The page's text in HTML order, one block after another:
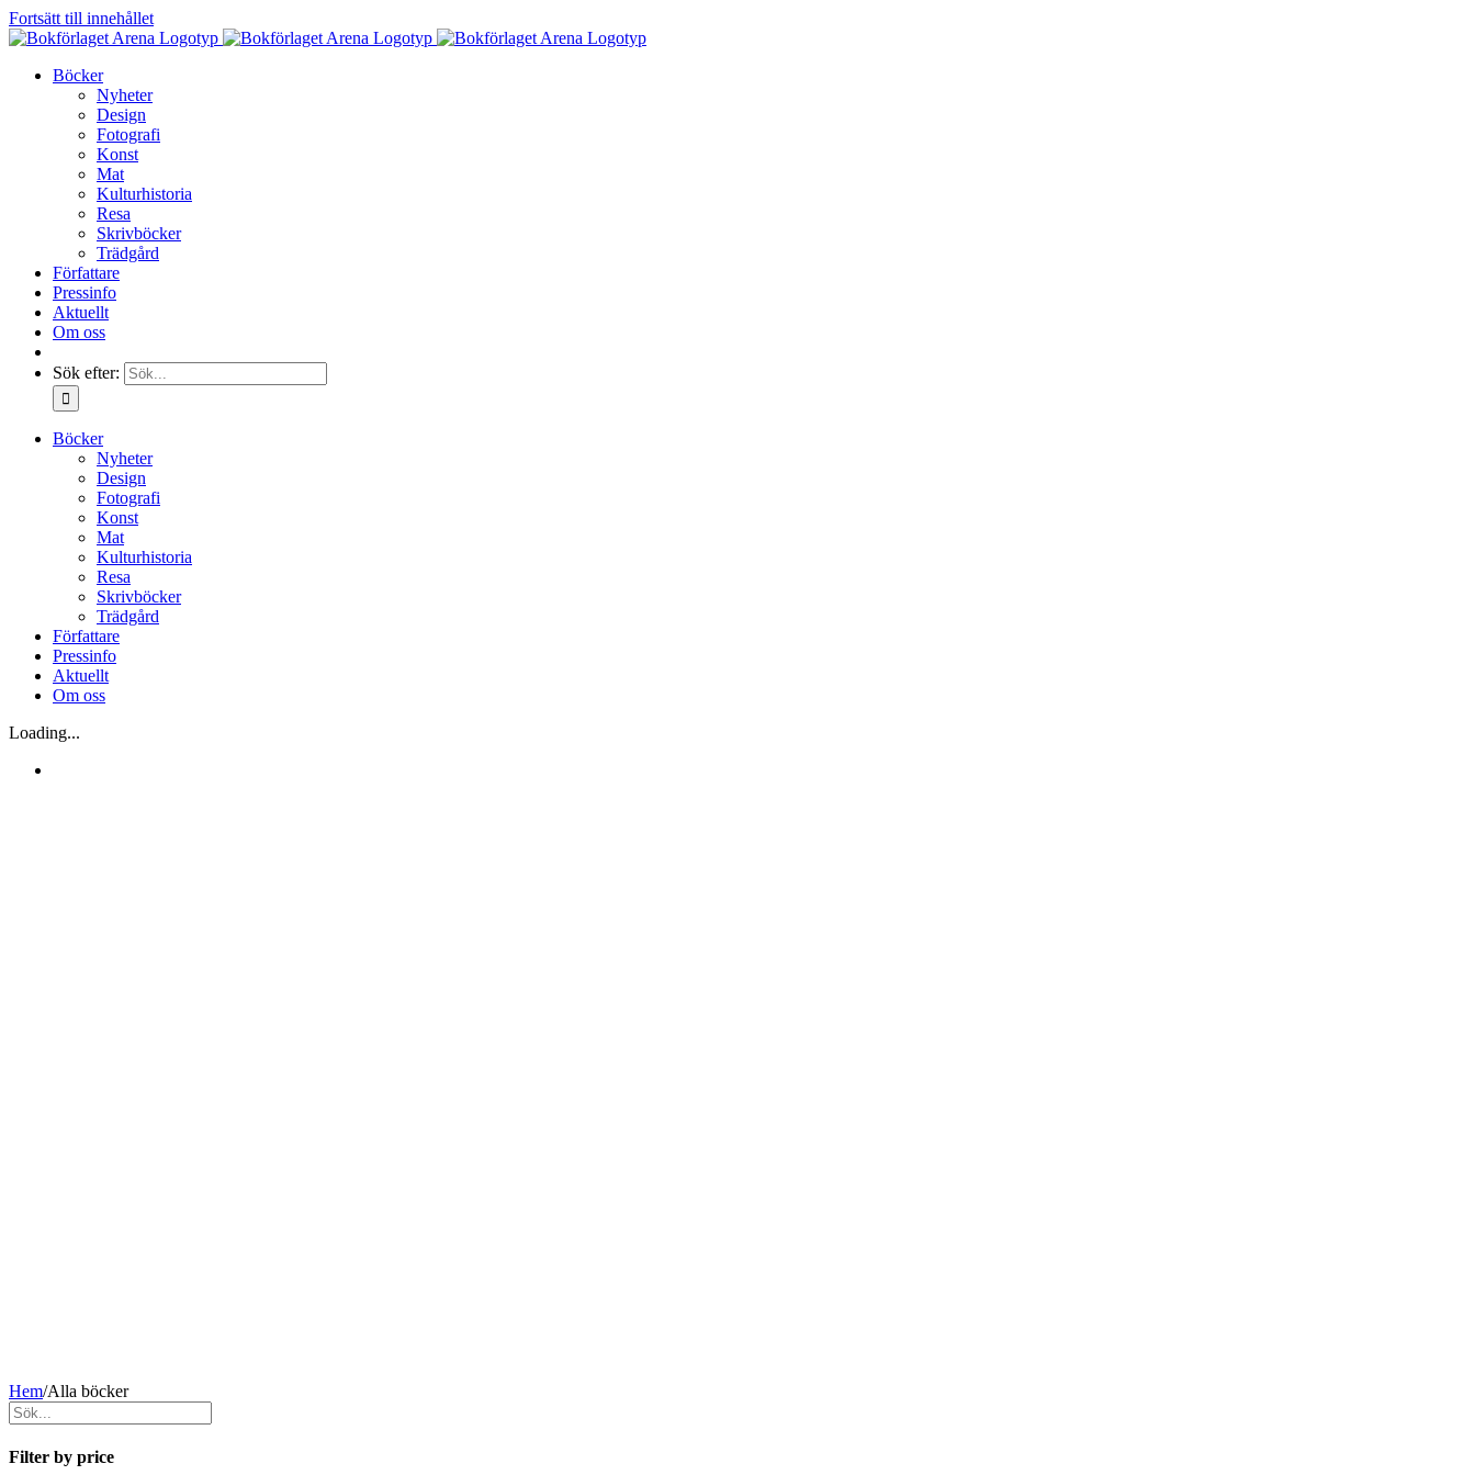
Fortsätt till innehållet
Böcker
Nyheter
Design
Fotografi
Konst
Mat
Kulturhistoria
Resa
Skrivböcker
Trädgård
Författare
Pressinfo
Aktuellt
Om oss
Sök efter:
Böcker
Nyheter
Design
Fotografi
Konst
Mat
Kulturhistoria
Resa
Skrivböcker
Trädgård
Författare
Pressinfo
Aktuellt
Om oss
Loading...
Hem/Alla böcker
Filter by price